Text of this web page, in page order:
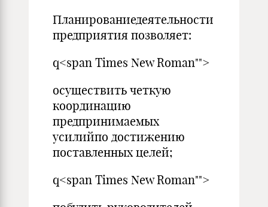
Планированиедеятельности
предприятия позволяет:
q<span Times New Roman"">
осуществить четкую
координацию
предпринимаемых
усилийпо достижению
поставленных целей;
q<span Times New Roman"">